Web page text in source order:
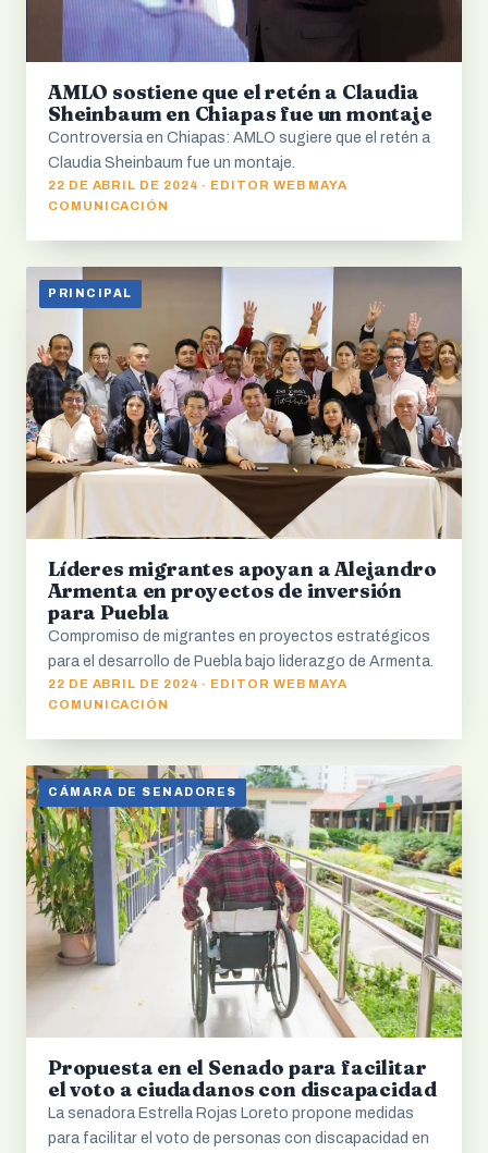
AMLO sostiene que el retén a Claudia
Sheinbaum en Chiapas fue un montaje
Controversia en Chiapas: AMLO sugiere que el retén a
Claudia Sheinbaum fue un montaje.
22 DE ABRIL DE 2024 · EDITOR WEB MAYA
COMUNICACIÓN
PRINCIPAL
Líderes migrantes apoyan a Alejandro
Armenta en proyectos de inversión
para Puebla
Compromiso de migrantes en proyectos estratégicos
para el desarrollo de Puebla bajo liderazgo de Armenta.
22 DE ABRIL DE 2024 · EDITOR WEB MAYA
COMUNICACIÓN
CÁMARA DE SENADORES
Propuesta en el Senado para facilitar
el voto a ciudadanos con discapacidad
La senadora Estrella Rojas Loreto propone medidas
para facilitar el voto de personas con discapacidad en